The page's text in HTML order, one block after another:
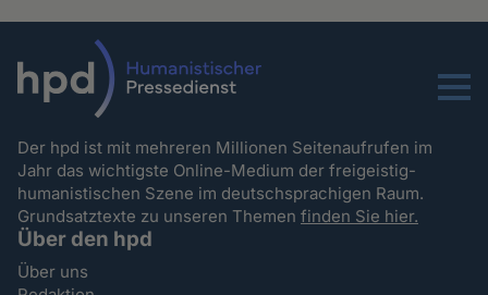
Menu
Der hpd ist mit mehreren Millionen Seitenaufrufen im
Jahr das wichtigste Online-Medium der freigeistig-
humanistischen Szene im deutschsprachigen Raum.
Grundsatztexte zu unseren Themenfinden Sie hier.
Über den hpd
Über uns